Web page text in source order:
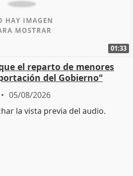
01:33
el reparto de menores
del Gobierno"
05/08/2026